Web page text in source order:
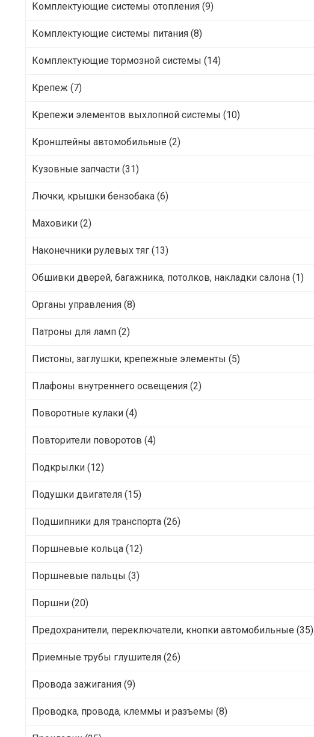
Комплектующие системы отопления (9)
Комплектующие системы питания (8)
Комплектующие тормозной системы (14)
Крепеж (7)
Крепежи элементов выхлопной системы (10)
Кронштейны автомобильные (2)
Кузовные запчасти (31)
Лючки, крышки бензобака (6)
Маховики (2)
Наконечники рулевых тяг (13)
Обшивки дверей, багажника, потолков, накладки салона (1)
Органы управления (8)
Патроны для ламп (2)
Пистоны, заглушки, крепежные элементы (5)
Плафоны внутреннего освещения (2)
Поворотные кулаки (4)
Повторители поворотов (4)
Подкрылки (12)
Подушки двигателя (15)
Подшипники для транспорта (26)
Поршневые кольца (12)
Поршневые пальцы (3)
Поршни (20)
Предохранители, переключатели, кнопки автомобильные (35)
Приемные трубы глушителя (26)
Провода зажигания (9)
Проводка, провода, клеммы и разъемы (8)